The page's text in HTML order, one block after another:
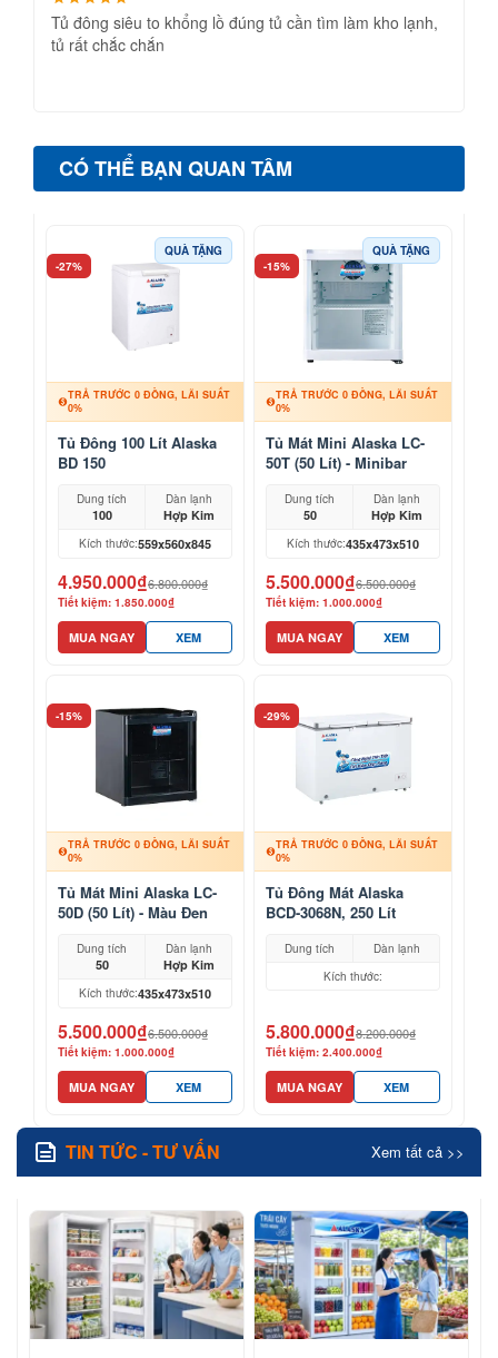
Tủ đông siêu to khổng lồ đúng tủ cần tìm làm kho lạnh,
tủ rất chắc chắn
CÓ THỂ BẠN QUAN TÂM
-27%
QUÀ TẶNG
TRẢ TRƯỚC 0 ĐỒNG, LÃI SUẤT
0%
Tủ Đông 100 Lít Alaska
BD 150
Dung tích
100
Dàn lạnh
Hợp Kim
Kích thước:559x560x845
4.950.000₫6.800.000₫
Tiết kiệm: 1.850.000₫
MUA NGAY XEM
-15%
QUÀ TẶNG
TRẢ TRƯỚC 0 ĐỒNG, LÃI SUẤT
0%
Tủ Mát Mini Alaska LC-
50T (50 Lít) - Minibar
Dung tích
50
Dàn lạnh
Hợp Kim
Kích thước:435x473x510
5.500.000₫6.500.000₫
Tiết kiệm: 1.000.000₫
MUA NGAY XEM
-15%
TRẢ TRƯỚC 0 ĐỒNG, LÃI SUẤT
0%
Tủ Mát Mini Alaska LC-
50D (50 Lít) - Màu Đen
Dung tích
50
Dàn lạnh
Hợp Kim
Kích thước:435x473x510
5.500.000₫6.500.000₫
Tiết kiệm: 1.000.000₫
MUA NGAY XEM
-29%
TRẢ TRƯỚC 0 ĐỒNG, LÃI SUẤT
0%
Tủ Đông Mát Alaska
BCD-3068N, 250 Lít
Dung tích
Dàn lạnh
Kích thước:
5.800.000₫8.200.000₫
Tiết kiệm: 2.400.000₫
MUA NGAY XEM
TIN TỨC - TƯ VẤN Xem tất cả >>